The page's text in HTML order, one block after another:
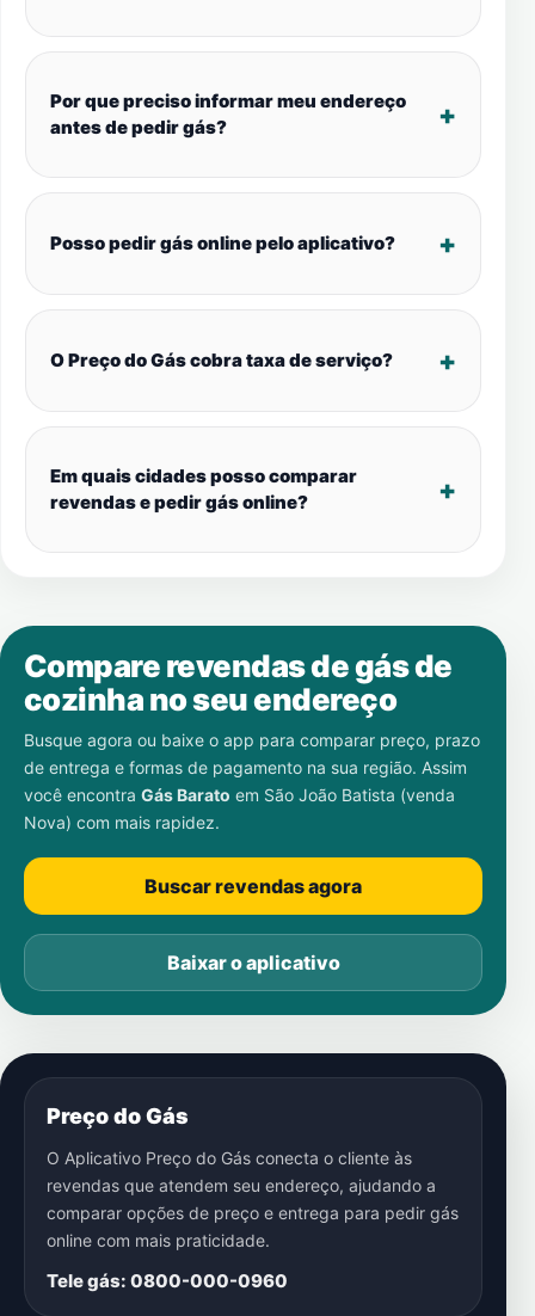
Por que preciso informar meu endereço
antes de pedir gás?
Posso pedir gás online pelo aplicativo?
O Preço do Gás cobra taxa de serviço?
Em quais cidades posso comparar
revendas e pedir gás online?
Compare revendas de gás de
cozinha no seu endereço
Busque agora ou baixe o app para comparar preço, prazo
de entrega e formas de pagamento na sua região. Assim
você encontra Gás Barato em São João Batista (venda
Nova) com mais rapidez.
Buscar revendas agora
Baixar o aplicativo
Preço do Gás
O Aplicativo Preço do Gás conecta o cliente às
revendas que atendem seu endereço, ajudando a
comparar opções de preço e entrega para pedir gás
online com mais praticidade.
Tele gás: 0800-000-0960